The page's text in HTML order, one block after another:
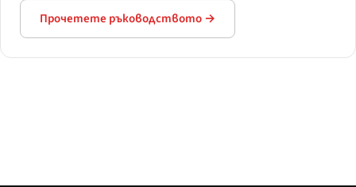
Прочетете ръководството →